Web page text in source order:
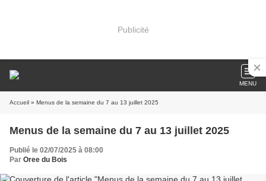
Publicité
MENU
Accueil » Menus de la semaine du 7 au 13 juillet 2025
Menus de la semaine du 7 au 13 juillet 2025
Publié le 02/07/2025 à 08:00
Par Oree du Bois